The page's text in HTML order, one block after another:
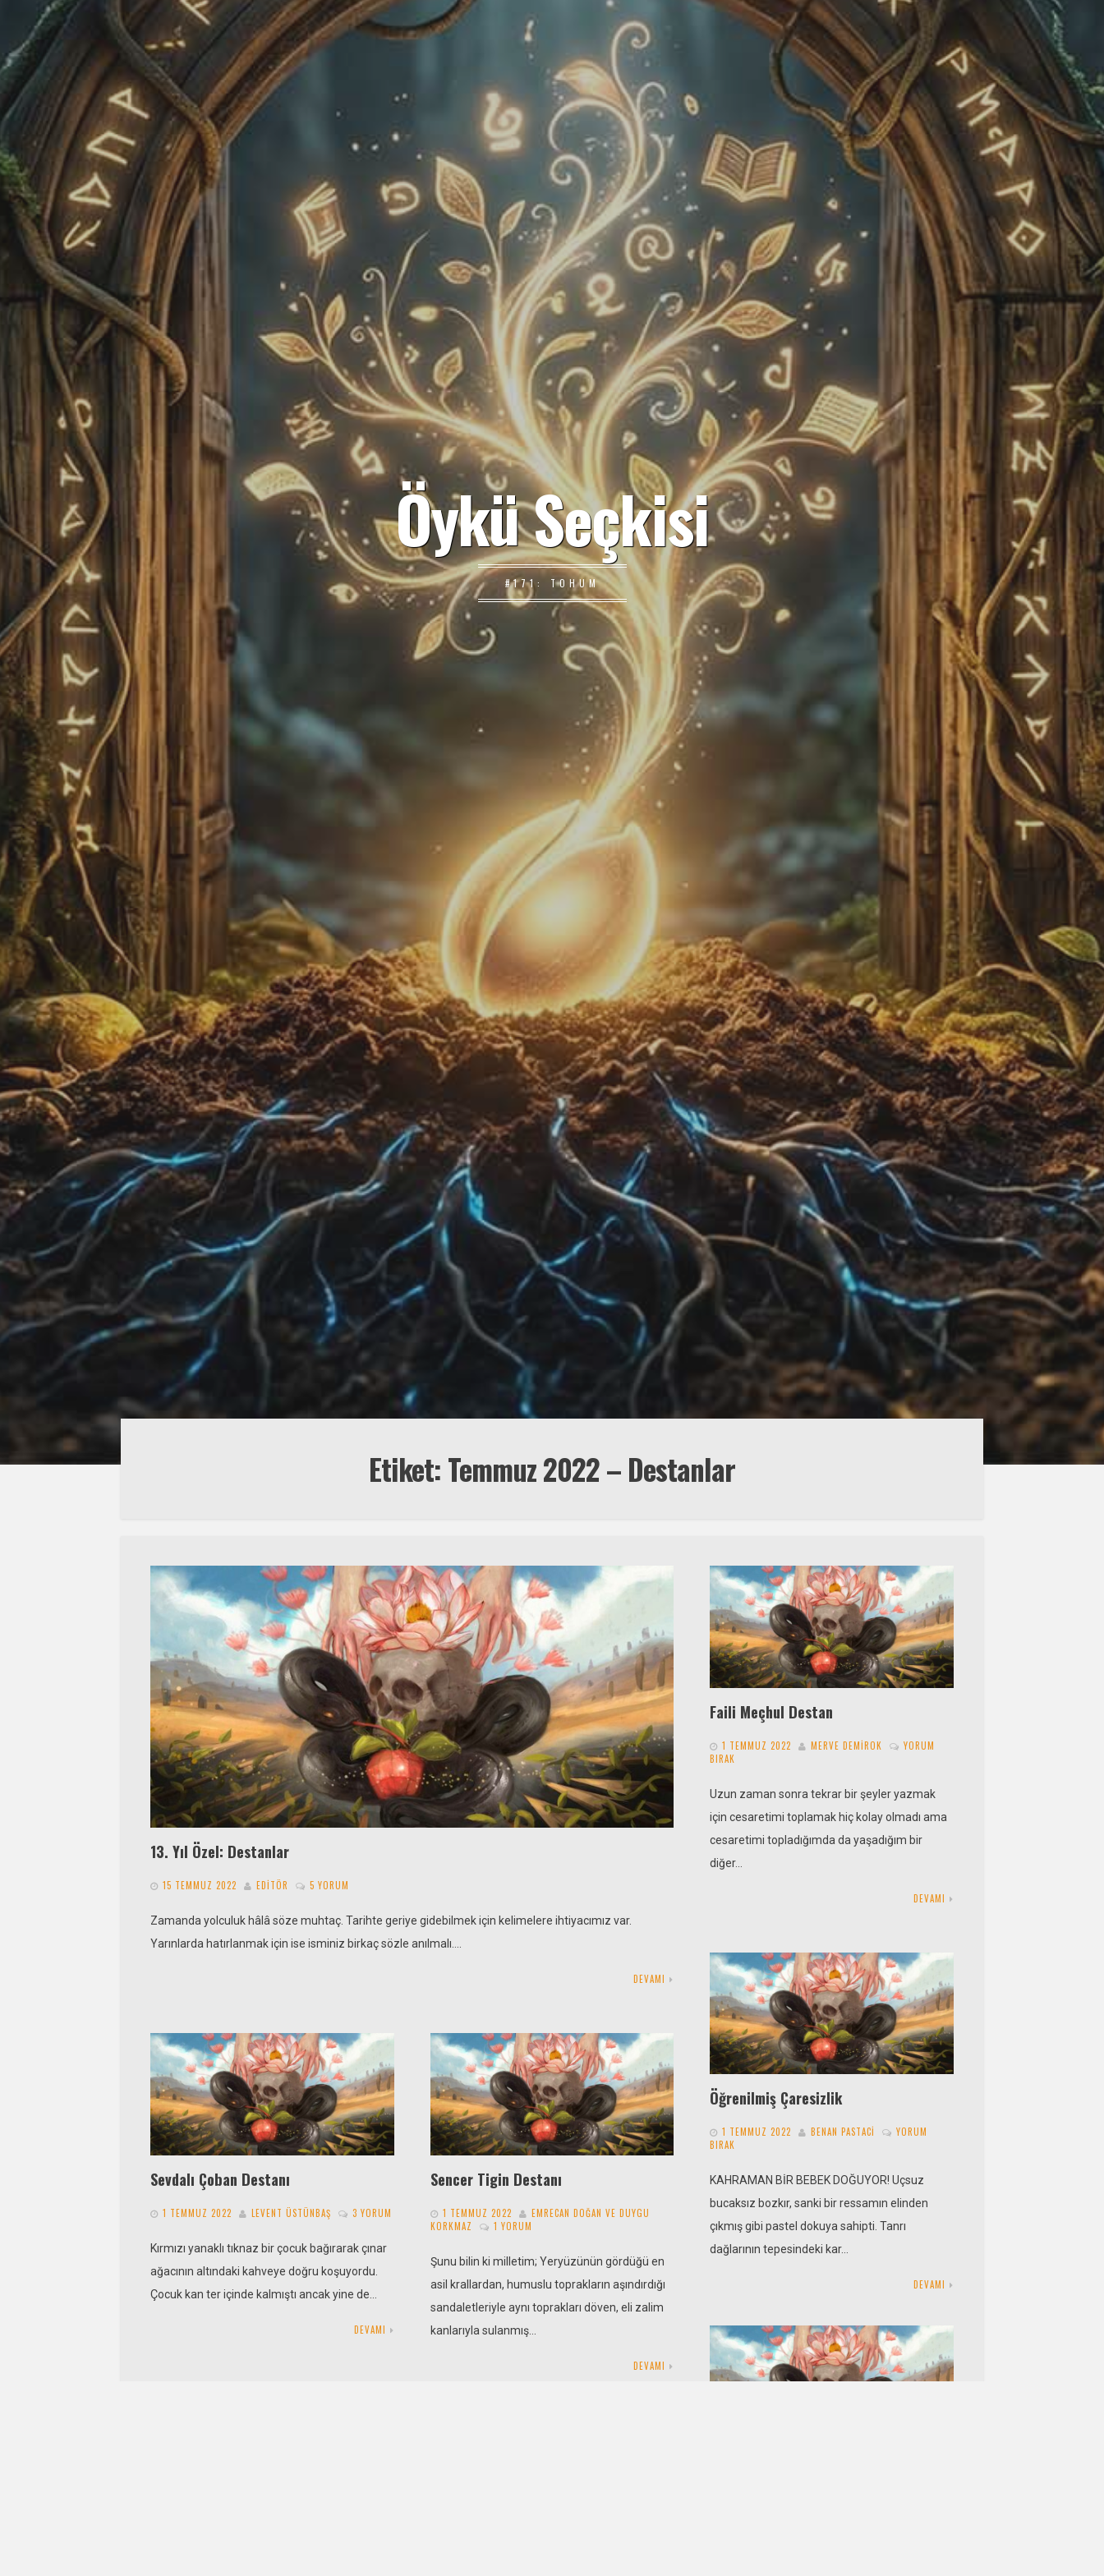
Öykü Seçkisi
#171: TOHUM
Etiket:Temmuz 2022 – Destanlar
13. Yıl Özel: Destanlar
15 TEMMUZ 2022 EDITÖR 5 YORUM
Zamanda yolculuk hâlâ söze muhtaç. Tarihte geriye gidebilmek için kelimelere ihtiyacımız var.
Yarınlarda hatırlanmak için ise isminiz birkaç sözle anılmalı….
DEVAMI
Faili Meçhul Destan
1 TEMMUZ 2022 MERVE DEMIROK
YORUM
BIRAK
Uzun zaman sonra tekrar bir şeyler yazmak
için cesaretimi toplamak hiç kolay olmadı ama
cesaretimi topladığımda da yaşadığım bir
diğer…
DEVAMI
Öğrenilmiş Çaresizlik
1 TEMMUZ 2022 BENAN PASTACI
YORUM
BIRAK
KAHRAMAN BİR BEBEK DOĞUYOR! Uçsuz
bucaksız bozkır, sanki bir ressamın elinden
çıkmış gibi pastel dokuya sahipti. Tanrı
dağlarının tepesindeki kar…
DEVAMI
Sevdalı Çoban Destanı
1 TEMMUZ 2022 LEVENT ÜSTÜNBAŞ 3 YORUM
Kırmızı yanaklı tıknaz bir çocuk bağırarak çınar
ağacının altındaki kahveye doğru koşuyordu.
Çocuk kan ter içinde kalmıştı ancak yine de…
DEVAMI
Sencer Tigin Destanı
1 TEMMUZ 2022
EMRECAN DOĞAN VE DUYGU
KORKMAZ
1 YORUM
Şunu bilin ki milletim; Yeryüzünün gördüğü en
asil krallardan, humuslu toprakların aşındırdığı
sandaletleriyle aynı toprakları döven, eli zalim
kanlarıyla sulanmış…
DEVAMI